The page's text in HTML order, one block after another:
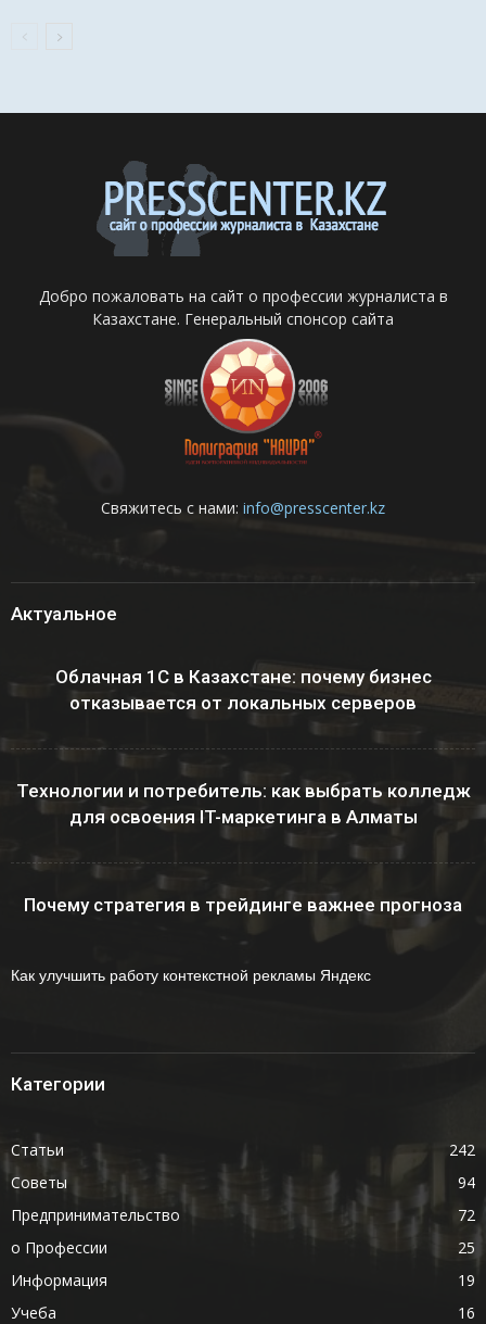
Добро пожаловать на сайт о профессии журналиста в
Казахстане. Генеральный спонсор сайта
Свяжитесь с нами: info@presscenter.kz
Актуальное
Облачная 1С в Казахстане: почему бизнес
отказывается от локальных серверов
Технологии и потребитель: как выбрать колледж
для освоения IT-маркетинга в Алматы
Почему стратегия в трейдинге важнее прогноза
Как улучшить работу контекстной рекламы Яндекс
Категории
Статьи
242
Советы
94
Предпринимательство
72
о Профессии
25
Информация
19
Учеба
16